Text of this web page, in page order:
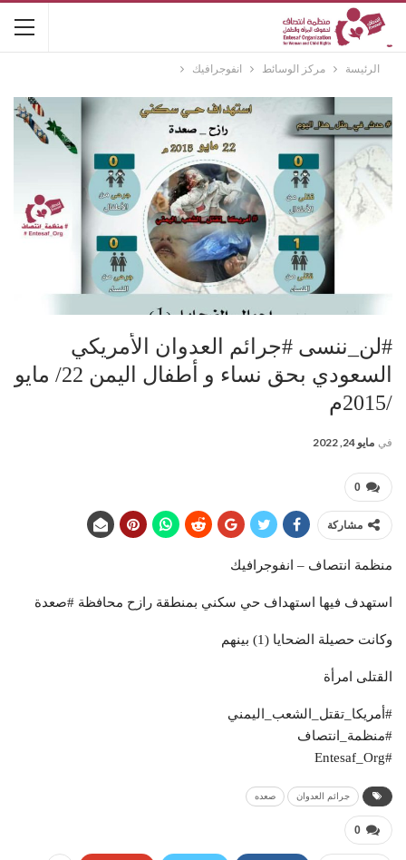
الرئيسة مركز الوسائط انفوجرافيك
#لن_ننسى #جرائم العدوان الأمريكي
السعودي بحق نساء و أطفال اليمن 22/ مايو
/2015م
في مايو 24, 2022
0
مشاركة
منظمة انتصاف – انفوجرافيك
استهدف فيها استهداف حي سكني بمنطقة رازح محافظة #صعدة
وكانت حصيلة الضحايا (1) بينهم
القتلى امرأة
#أمريكا_تقتل_الشعب_اليمني
#منظمة_انتصاف
#Entesaf_Org
جرائم العدوان صعده
0